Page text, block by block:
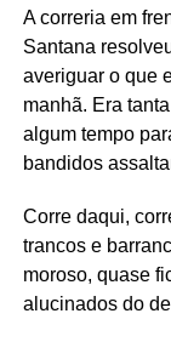
A correria em
Santana
averiguar o que
manhã. Era
algum tempo
bandidos
Corre daqui,
trancos e
moroso, quase
alucinados do